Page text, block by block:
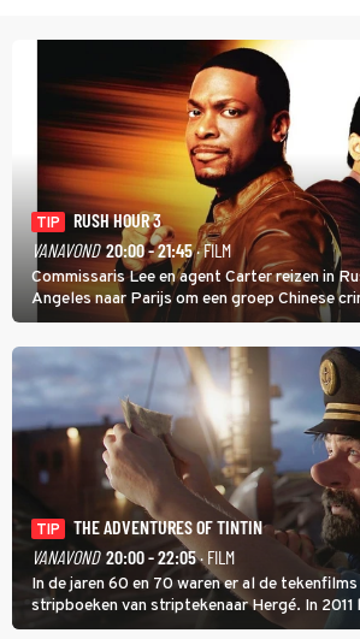
TIP
RUSH HOUR 3
VANAVOND 20:00 - 21:45· FILM
Commissaris Lee en agent Carter reizen in
Angeles naar Parijs om een groep Chinese
hand aan te pakken.
TIP
THE ADVENTURES OF TINTIN
VANAVOND 20:00 - 22:05· FILM
In de jaren 60 en 70 waren er al de
stripboeken van striptekenaar Hergé. In
meer tot leven in The Adventures of Tintin